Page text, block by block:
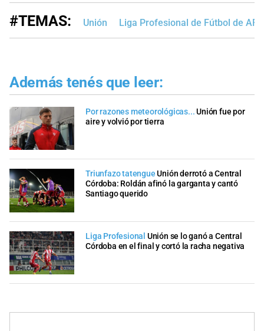
#TEMAS: Unión Liga Profesional de Fútbol de AFA
Además tenés que leer:
Por razones meteorológicas...Unión fue por
aire y volvió por tierra
Triunfazo tatengue Unión derrotó a Central
Córdoba: Roldán afinó la garganta y cantó
Santiago querido
Liga Profesional Unión se lo ganó a Central
Córdoba en el final y cortó la racha negativa